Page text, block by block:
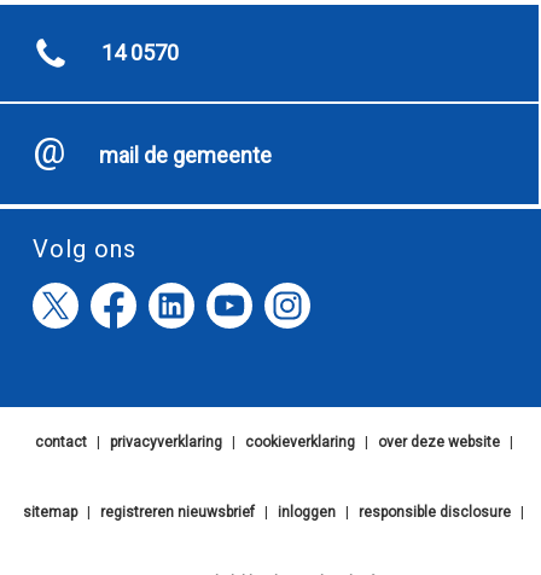
14 0570
mail de gemeente
Volg ons
contact privacyverklaring cookieverklaring over deze website
sitemap registreren nieuwsbrief inloggen responsible disclosure